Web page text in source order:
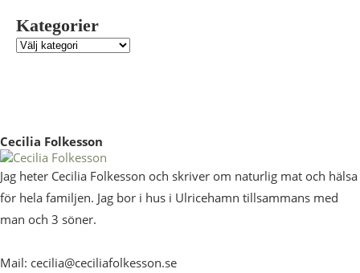
Kategorier
Cecilia Folkesson
Jag heter Cecilia Folkesson och skriver om naturlig mat och hälsa
för hela familjen. Jag bor i hus i Ulricehamn tillsammans med
man och 3 söner.
Mail: cecilia@ceciliafolkesson.se